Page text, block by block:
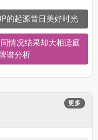
的起源昔日美好时光
情况结果却大相迳庭
谱分析
更多